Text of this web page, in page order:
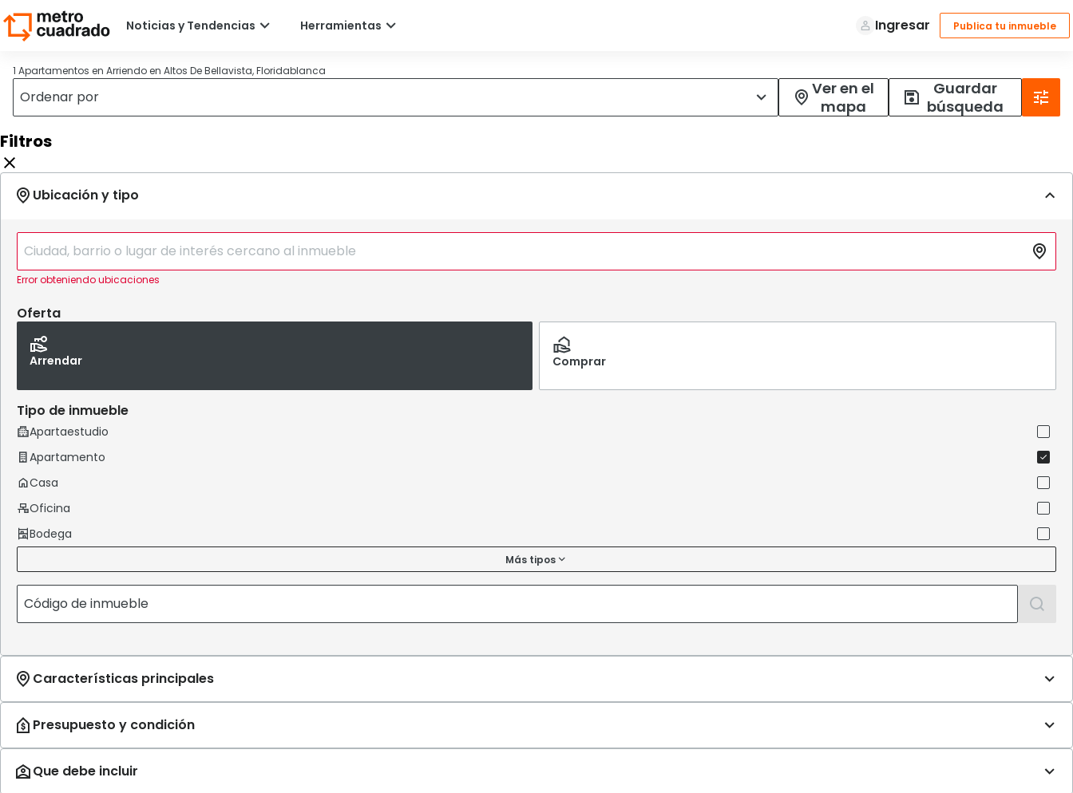
1 Apartamentos en Arriendo en Altos De Bellavista, Floridablanca
Ver en el
mapa
Guardar
búsqueda
Filtros
Error obteniendo ubicaciones
Oferta
Arrendar Comprar
Tipo de inmueble
Más tipos